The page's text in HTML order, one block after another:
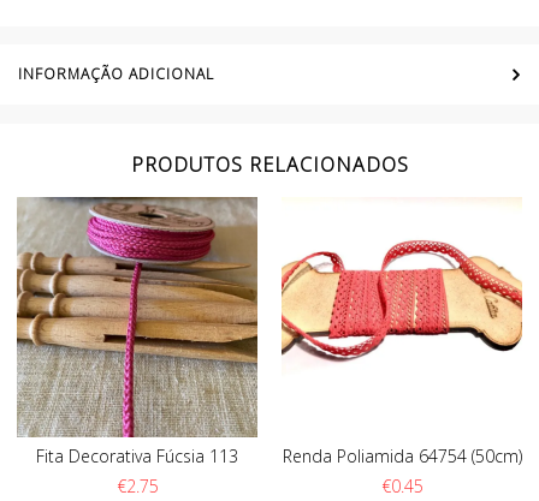
INFORMAÇÃO ADICIONAL
PRODUTOS RELACIONADOS
Fita Decorativa Fúcsia 113
€2.75
Renda Poliamida 64754 (50cm)
€0.45